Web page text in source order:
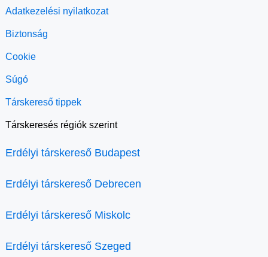
Adatkezelési nyilatkozat
Biztonság
Cookie
Súgó
Társkereső tippek
Társkeresés régiók szerint
Erdélyi társkereső Budapest
Erdélyi társkereső Debrecen
Erdélyi társkereső Miskolc
Erdélyi társkereső Szeged